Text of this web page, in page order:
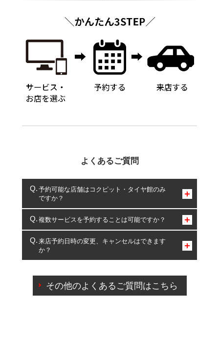
よくあるご質問
予約可能な店舗はコクピット・タイヤ館のみ
ですか？
コクピット・タイヤ館のみとなります。
複数サービスを予約することは可能ですか？
複数サービスのご予約は可能です。
一部の商品・サービスの組み合わせに限り、同時にご予約が
出来ないものもございます。
来店予約日時の変更、キャンセルはできます
か？
ご来店予約日の3営業日前を過ぎている場合のご予約
の日時変更につきましては、直接ご予約の店舗まで
その他のよくあるご質問はこちら